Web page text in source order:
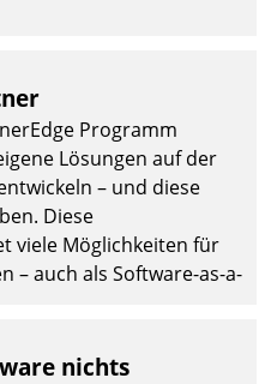
Programm
Lösungen auf der
– und diese
Diese
viele Möglichkeiten für
– auch als Software-as-a-
nichts